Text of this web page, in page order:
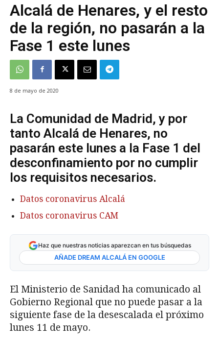
Alcalá de Henares, y el resto
de la región, no pasarán a la
Fase 1 este lunes
8 de mayo de 2020
La Comunidad de Madrid, y por
tanto Alcalá de Henares, no
pasarán este lunes a la Fase 1 del
desconfinamiento por no cumplir
los requisitos necesarios.
Datos coronavirus Alcalá
Datos coronavirus CAM
Haz que nuestras noticias aparezcan en tus búsquedas
AÑADE DREAM ALCALÁ EN GOOGLE
El Ministerio de Sanidad ha comunicado al
Gobierno Regional que no puede pasar a la
siguiente fase de la desescalada el próximo
lunes 11 de mayo.